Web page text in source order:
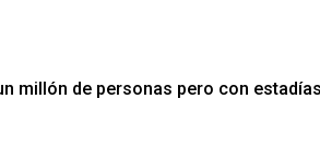
millón de personas pero con estadías